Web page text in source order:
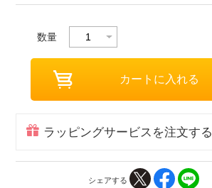
数量
ラッピングサービスを注文する
シェアする